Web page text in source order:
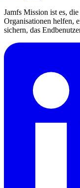
Jamfs Mission ist es,
Organisationen helfen,
sichern, das